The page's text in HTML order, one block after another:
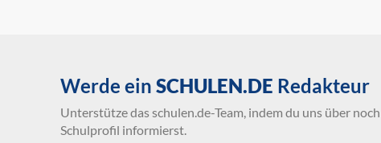
Werde ein SCHULEN.DE Redakteur
Unterstütze das schulen.de-Team, indem du uns über
Schulprofil informierst.